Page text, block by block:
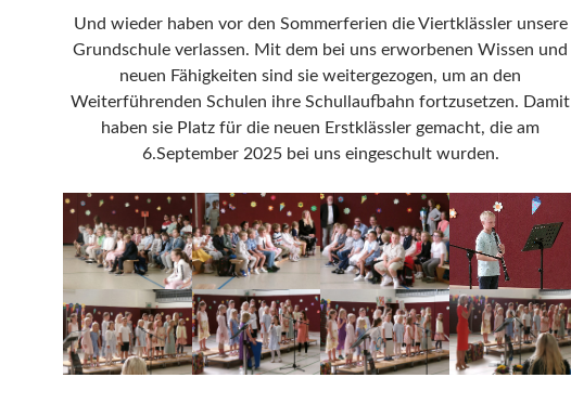
Und wieder haben vor den Sommerferien die Viertklässler unsere
Grundschule verlassen. Mit dem bei uns erworbenen Wissen und
neuen Fähigkeiten sind sie weitergezogen, um an den
Weiterführenden Schulen ihre Schullaufbahn fortzusetzen. Damit
haben sie Platz für die neuen Erstklässler gemacht, die am
6.September 2025 bei uns eingeschult wurden.